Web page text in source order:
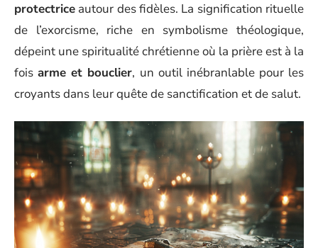
protectrice autour des fidèles. La signification rituelle
de l’exorcisme, riche en symbolisme théologique,
dépeint une spiritualité chrétienne où la prière est à la
foisarme et bouclier, un outil inébranlable pour les
croyants dans leur quête de sanctification et de salut.